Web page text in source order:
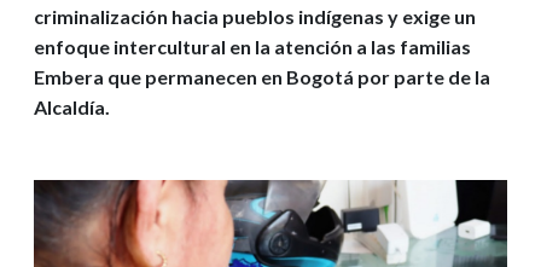
criminalización hacia pueblos indígenas y exige un
enfoque intercultural en la atención a las familias
Embera que permanecen en Bogotá por parte de la
Alcaldía.